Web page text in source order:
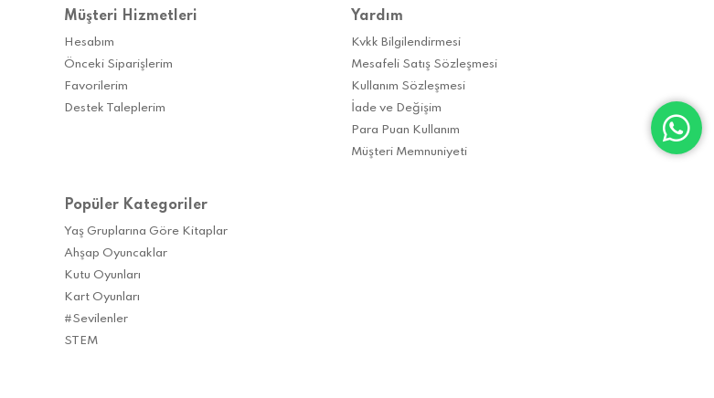
Müşteri Hizmetleri
Hesabım
Önceki Siparişlerim
Favorilerim
Destek Taleplerim
Yardım
Kvkk Bilgilendirmesi
Mesafeli Satış Sözleşmesi
Kullanım Sözleşmesi
İade ve Değişim
Para Puan Kullanım
Müşteri Memnuniyeti
Popüler Kategoriler
Yaş Gruplarına Göre Kitaplar
Ahşap Oyuncaklar
Kutu Oyunları
Kart Oyunları
#Sevilenler
STEM